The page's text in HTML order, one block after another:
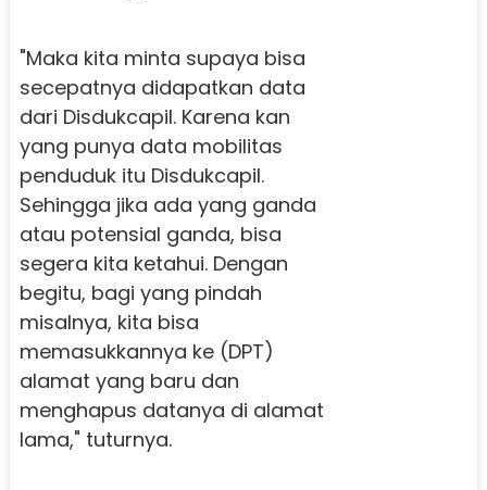
"Maka kita minta supaya bisa
secepatnya didapatkan data
dari Disdukcapil. Karena kan
yang punya data mobilitas
penduduk itu Disdukcapil.
Sehingga jika ada yang ganda
atau potensial ganda, bisa
segera kita ketahui. Dengan
begitu, bagi yang pindah
misalnya, kita bisa
memasukkannya ke (DPT)
alamat yang baru dan
menghapus datanya di alamat
lama," tuturnya.